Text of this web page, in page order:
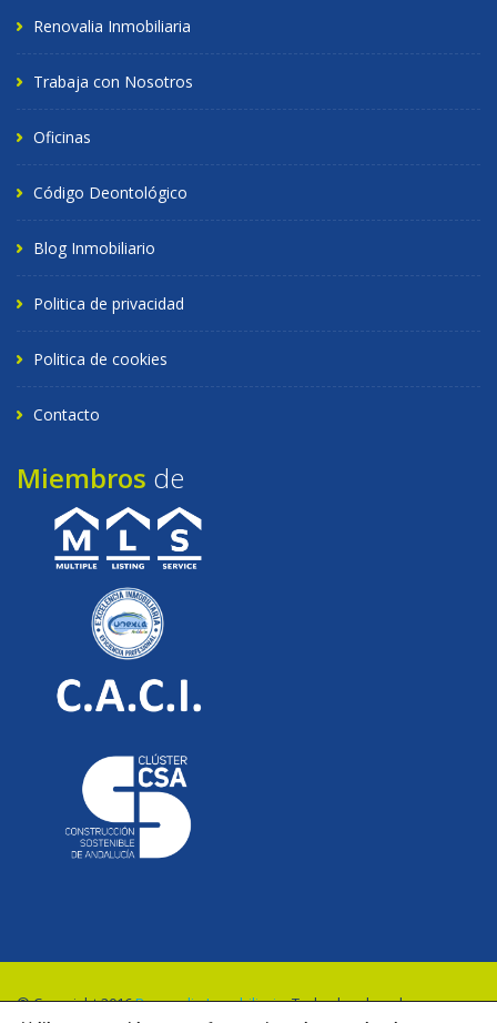
Renovalia Inmobiliaria
Trabaja con Nosotros
Oficinas
Código Deontológico
Blog Inmobiliario
Politica de privacidad
Politica de cookies
Contacto
Miembros de
© Copyright 2016Renovalia Inmobiliaria. Todos los derechos